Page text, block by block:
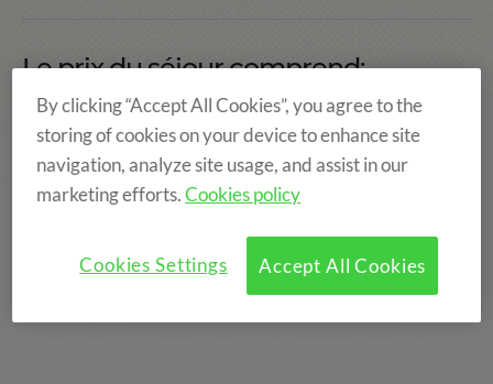
Le prix du séjour comprend:
By clicking “Accept All Cookies”, you agree to the
storing of cookies on your device to enhance site
navigation, analyze site usage, and assist in our
marketing efforts.Cookies policy
Accept All Cookies
Cookies Settings